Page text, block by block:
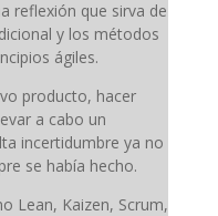
reflexión que sirva de
y los métodos
ágiles.
producto, hacer
a cabo un
incertidumbre ya no
se había hecho.
Lean, Kaizen, Scrum,